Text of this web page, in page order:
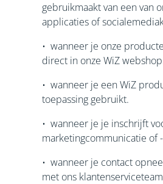
gebruikmaakt van een van
applicaties of
• wanneer je onze
direct in onze WiZ
• wanneer je een WiZ
toepassing gebruikt.
• wanneer je je inschrijft
marketingcommunicatie of
• wanneer je contact
met ons